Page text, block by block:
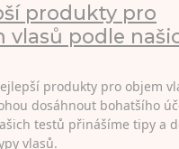
produkty pro
vlasů podle
produkty pro objem
dosáhnout bohatšího
testů přinášíme tipy a
vlasů.